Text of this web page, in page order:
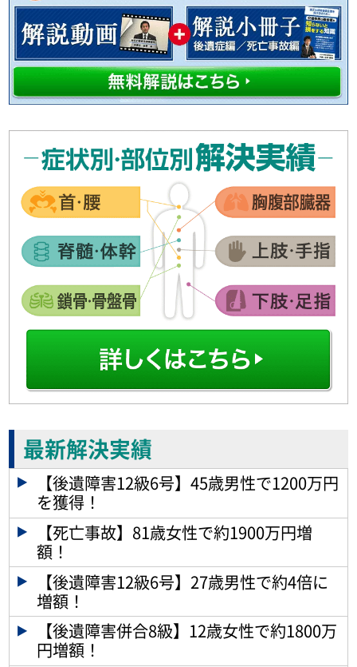
最新解決実績
【後遺障害12級6号】45歳男性で1200万円
を獲得！
【死亡事故】81歳女性で約1900万円増
額！
【後遺障害12級6号】27歳男性で約4倍に
増額！
【後遺障害併合8級】12歳女性で約1800万
円増額！